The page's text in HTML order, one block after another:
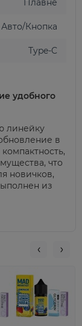
Плавне
Авто/Кнопка
Type-C
удобного
линейку
в
что
новичков,
из
дня без
достигает
пар и